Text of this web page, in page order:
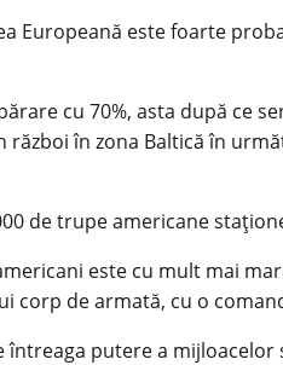
Europeană este foarte
cu 70%, asta după ce
în zona Baltică în
de trupe americane
este cu mult mai
corp de armată, cu o
putere a